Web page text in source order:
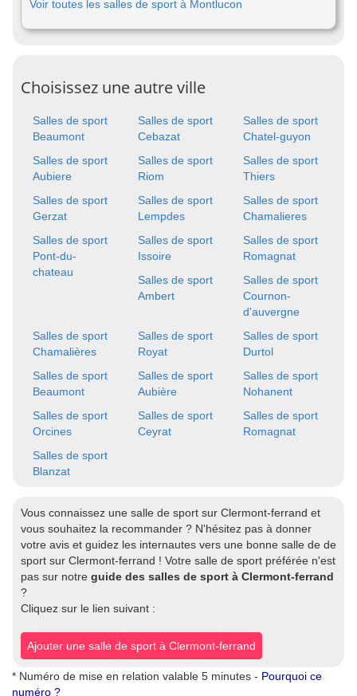
Voir toutes les salles de sport à Montlucon
Choisissez une autre ville
Salles de sport
Beaumont
Salles de sport
Cebazat
Salles de sport
Chatel-guyon
Salles de sport
Aubiere
Salles de sport
Riom
Salles de sport
Thiers
Salles de sport
Gerzat
Salles de sport
Lempdes
Salles de sport
Chamalieres
Salles de sport
Pont-du-
chateau
Salles de sport
Issoire
Salles de sport
Romagnat
Salles de sport
Ambert
Salles de sport
Cournon-
d'auvergne
Salles de sport
Chamalières
Salles de sport
Royat
Salles de sport
Durtol
Salles de sport
Beaumont
Salles de sport
Aubière
Salles de sport
Nohanent
Salles de sport
Orcines
Salles de sport
Ceyrat
Salles de sport
Romagnat
Salles de sport
Blanzat
Vous connaissez une salle de sport sur Clermont-ferrand et
vous souhaitez la recommander ? N'hésitez pas à donner
votre avis et guidez les internautes vers une bonne salle de de
sport sur Clermont-ferrand ! Votre salle de sport préférée n'est
pas sur notre guide des salles de sport à Clermont-ferrand
?
Cliquez sur le lien suivant :
Ajouter une salle de sport à Clermont-ferrand
* Numéro de mise en relation valable 5 minutes - Pourquoi ce
numéro ?